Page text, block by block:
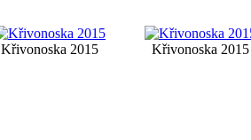
Křivonoska 2015 Křivonoska 2015